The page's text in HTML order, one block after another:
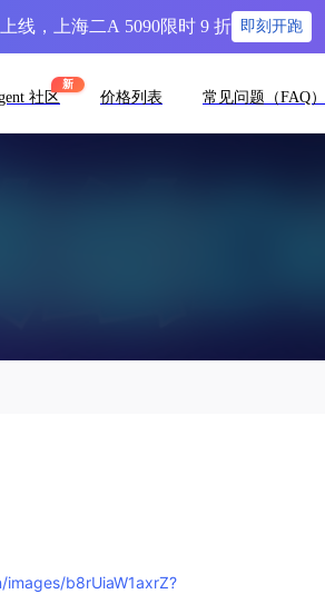
新
社区 价格列表 常见问题（FAQ）
b8rUiaW1axrZ?
线，上海二A 5090限时 9 折 即刻开跑